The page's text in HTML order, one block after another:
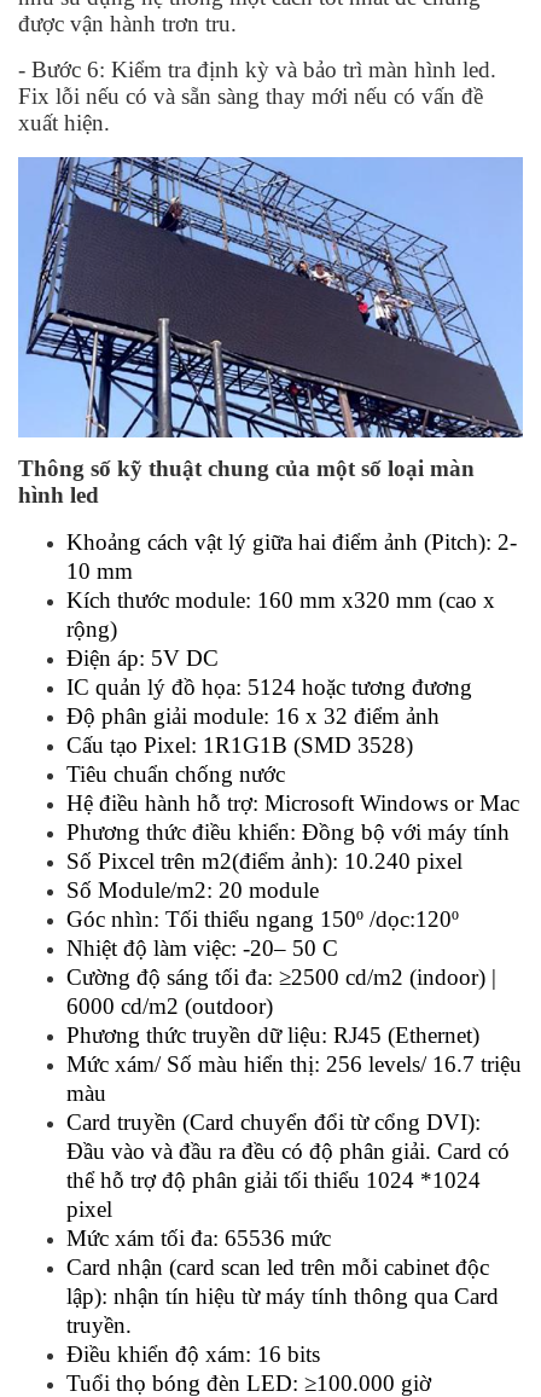
được vận hành trơn tru.
- Bước 6: Kiểm tra định kỳ và bảo trì màn hình led.
Fix lỗi nếu có và sẵn sàng thay mới nếu có vấn đề
xuất hiện.
Thông số kỹ thuật chung của một số loại màn
hình led
Khoảng cách vật lý giữa hai điểm ảnh (Pitch): 2-
10 mm
Kích thước module: 160 mm x320 mm (cao x
rộng)
Điện áp: 5V DC
IC quản lý đồ họa: 5124 hoặc tương đương
Độ phân giải module: 16 x 32 điểm ảnh
Cấu tạo Pixel: 1R1G1B (SMD 3528)
Tiêu chuẩn chống nước
Hệ điều hành hỗ trợ: Microsoft Windows or Mac
Phương thức điều khiển: Đồng bộ với máy tính
Số Pixcel trên m2(điểm ảnh): 10.240 pixel
Số Module/m2: 20 module
Góc nhìn: Tối thiểu ngang 150º /dọc:120º
Nhiệt độ làm việc: -20– 50 C
Cường độ sáng tối đa: ≥2500 cd/m2 (indoor) |
6000 cd/m2 (outdoor)
Phương thức truyền dữ liệu: RJ45 (Ethernet)
Mức xám/ Số màu hiển thị: 256 levels/ 16.7 triệu
màu
Card truyền (Card chuyển đổi từ cổng DVI):
Đầu vào và đầu ra đều có độ phân giải. Card có
thể hỗ trợ độ phân giải tối thiểu 1024 *1024
pixel
Mức xám tối đa: 65536 mức
Card nhận (card scan led trên mỗi cabinet độc
lập): nhận tín hiệu từ máy tính thông qua Card
truyền.
Điều khiển độ xám: 16 bits
Tuổi thọ bóng đèn LED: ≥100.000 giờ